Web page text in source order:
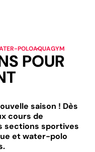
POLOAQUAGYM
POUR
saison ! Dès
cours de
sections sportives
et water-polo